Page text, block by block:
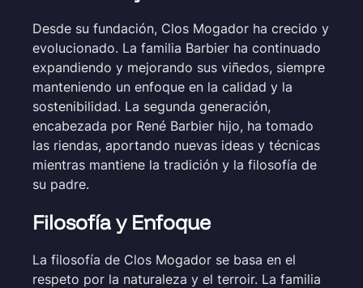
Desde su fundación, Clos Mogador ha crecido y
evolucionado. La familia Barbier ha continuado
expandiendo y mejorando sus viñedos, siempre
manteniendo un enfoque en la calidad y la
sostenibilidad. La segunda generación,
encabezada por René Barbier hijo, ha tomado
las riendas, aportando nuevas ideas y técnicas
mientras mantiene la tradición y la filosofía de
su padre.
Filosofía y Enfoque
La filosofía de Clos Mogador se basa en el
respeto por la naturaleza y el terroir. La familia